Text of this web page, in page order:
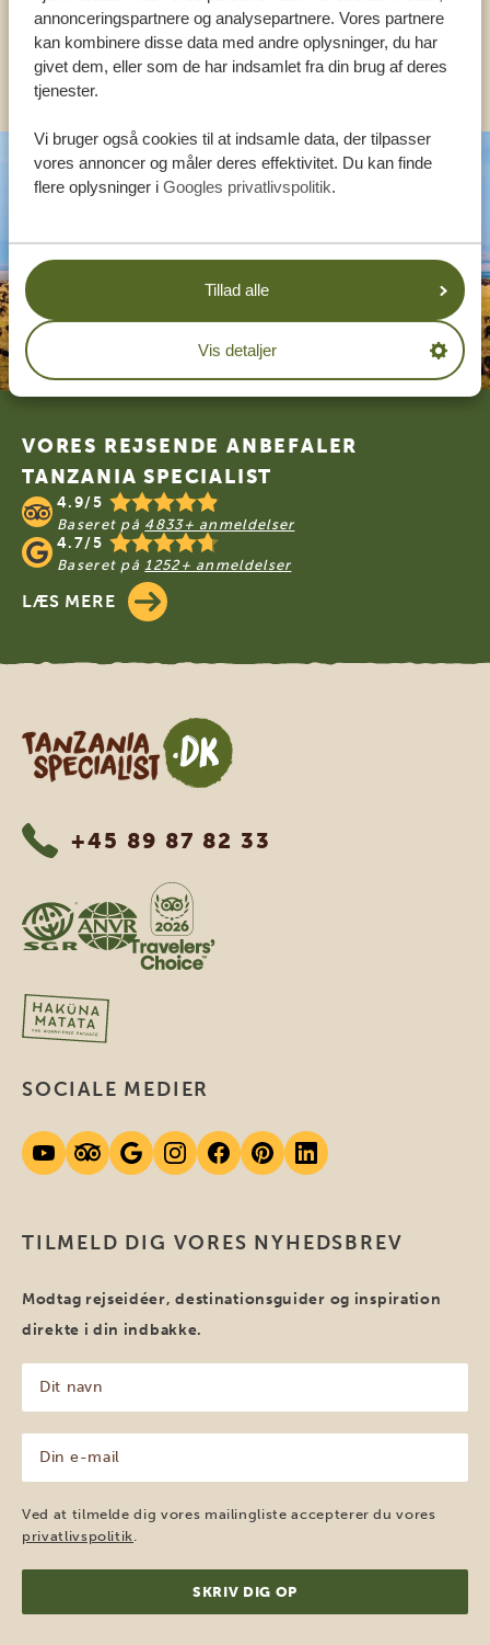
annonceringspartnere og analysepartnere. Vores partnere
kan kombinere disse data med andre oplysninger, du har
givet dem, eller som de har indsamlet fra din brug af deres
tjenester.
Vi bruger også cookies til at indsamle data, der tilpasser
vores annoncer og måler deres effektivitet. Du kan finde
flere oplysninger i Googles privatlivspolitik.
Tillad alle
Vis detaljer
KONTAKT OS
Footer
VORES REJSENDE ANBEFALER
TANZANIA SPECIALIST
4.9/5
Baseret på 4833+ anmeldelser
4.7/5
Baseret på 1252+ anmeldelser
LÆS MERE
Tanzania Specialist
+45 89 87 82 33
TILMELD DIG VORES NYHEDSBREV
Modtag rejseidéer, destinationsguider og inspiration
direkte i din indbakke.
navn
(Påkrævet)
mail
(Påkrævet)
Ved at tilmelde dig vores mailingliste accepterer du vores
privatlivspolitik
SOCIALE MEDIER